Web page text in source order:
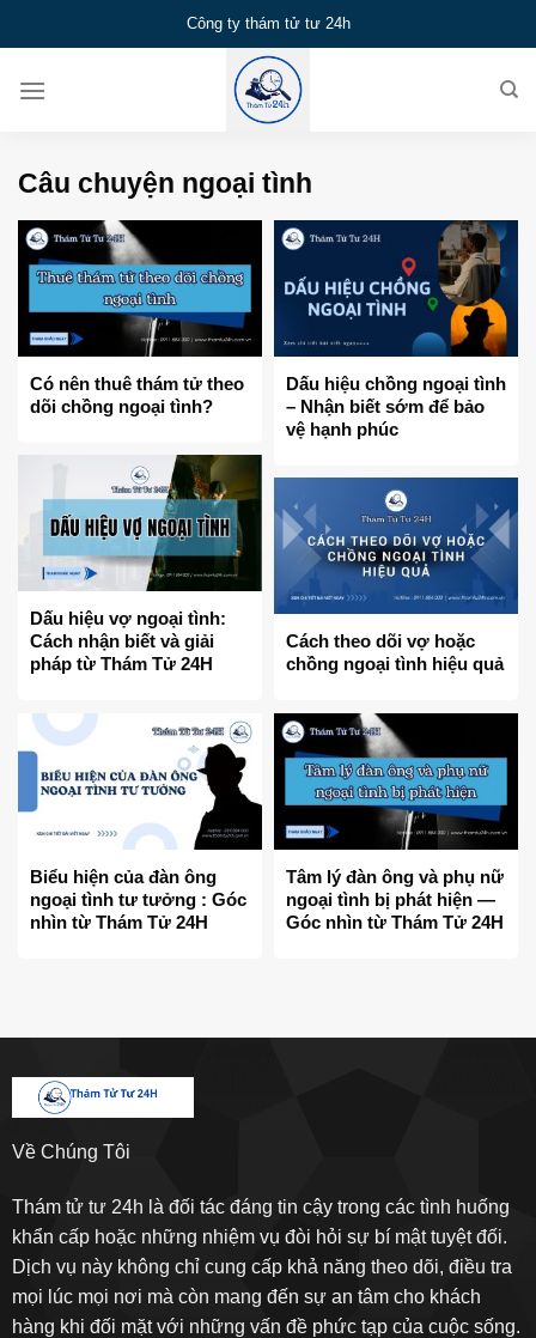
qua
dung
Công ty thám tử tư 24h
Câu chuyện ngoại tình
Có nên thuê thám tử theo
dõi chồng ngoại tình?
Dấu hiệu chồng ngoại tình
– Nhận biết sớm để bảo
vệ hạnh phúc
Dấu hiệu vợ ngoại tình:
Cách nhận biết và giải
pháp từ Thám Tử 24H
Cách theo dõi vợ hoặc
chồng ngoại tình hiệu quả
Biểu hiện của đàn ông
ngoại tình tư tưởng : Góc
nhìn từ Thám Tử 24H
Tâm lý đàn ông và phụ nữ
ngoại tình bị phát hiện —
Góc nhìn từ Thám Tử 24H
Về Chúng Tôi
Thám tử tư 24h là đối tác đáng tin cậy trong các tình huống
khẩn cấp hoặc những nhiệm vụ đòi hỏi sự bí mật tuyệt đối.
Dịch vụ này không chỉ cung cấp khả năng theo dõi, điều tra
mọi lúc mọi nơi mà còn mang đến sự an tâm cho khách
hàng khi đối mặt với những vấn đề phức tạp của cuộc sống.